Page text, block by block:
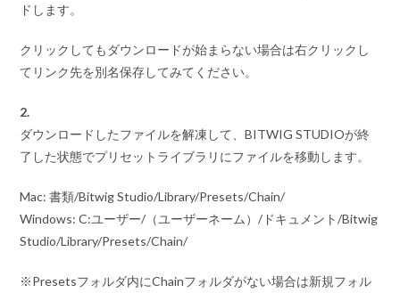
ドします。
クリックしてもダウンロードが始まらない場合は右クリックし
てリンク先を別名保存してみてください。
2.
ダウンロードしたファイルを解凍して、BITWIG STUDIOが終
了した状態でプリセットライブラリにファイルを移動します。
Mac: 書類/Bitwig Studio/Library/Presets/Chain/
Windows: C:ユーザー/（ユーザーネーム）/ドキュメント/Bitwig
Studio/Library/Presets/Chain/
※Presetsフォルダ内にChainフォルダがない場合は新規フォル